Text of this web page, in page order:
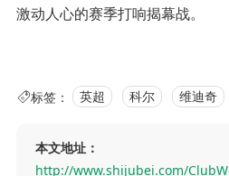
激动人心的赛季打响揭幕战。
标签： 英超 科尔 维迪奇
本文地址：
http://www.shijubei.com/